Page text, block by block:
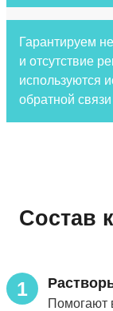
Гарантируем
и отсутствие
используются
обратной
Состав
1
Помогают